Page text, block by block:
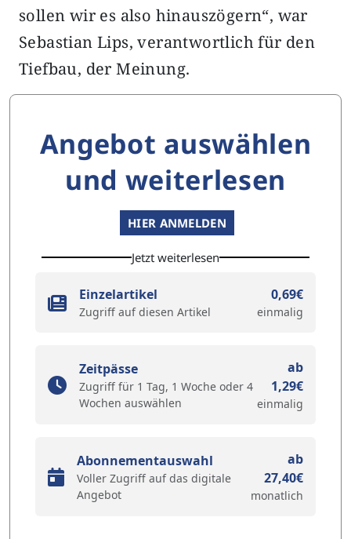
sollen wir es also hinauszögern“, war
Sebastian Lips, verantwortlich für den
Tiefbau, der Meinung.
Angebot auswählen
und weiterlesen
HIER ANMELDEN
Jetzt weiterlesen
Einzelartikel
Zugriff auf diesen Artikel
0,69€
einmalig
Zeitpässe
Zugriff für 1 Tag, 1 Woche oder 4
Wochen auswählen
ab
1,29€
einmalig
Abonnementauswahl
Voller Zugriff auf das digitale
Angebot
ab
27,40€
monatlich